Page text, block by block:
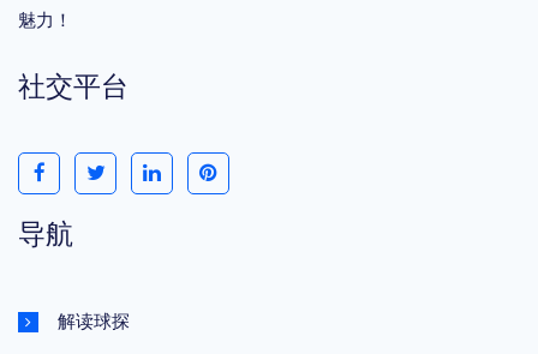
魅力！
社交平台
导航
解读球探